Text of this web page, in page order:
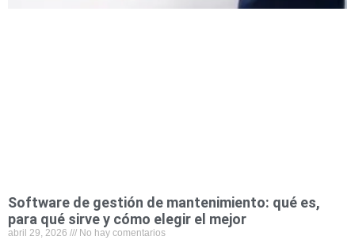
Software de gestión de mantenimiento: qué es,
para qué sirve y cómo elegir el mejor
abril 29, 2026 No hay comentarios